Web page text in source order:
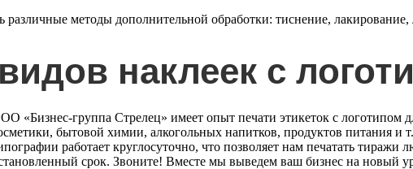
различные методы дополнительной обработки: тиснение, лакирование,
наклеек с
«Бизнес-группа Стрелец» имеет опыт печати этикеток с логотипом
бытовой химии, алкогольных напитков, продуктов питания и
работает круглосуточно, что позволяет нам печатать тиражи
срок. Звоните! Вместе мы выведем ваш бизнес на новый